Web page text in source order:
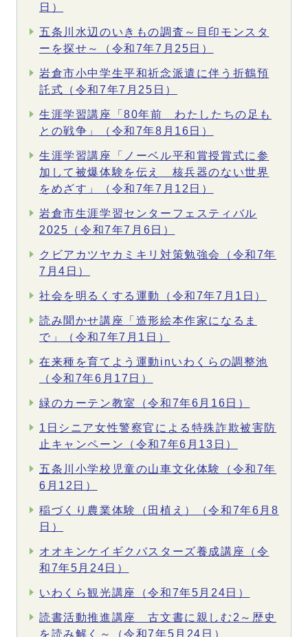
日）
五条川水辺のいきもの調査～目印モンスタ
ーを探せ～（令和7年7月25日）
岩倉市小中学生平和祈念派遣に伴う折鶴預
託式（令和7年7月25日）
生涯学習講座「80年前 わたしたちの足も
との戦争」（令和7年8月16日）
生涯学習講座「ノーベル平和賞授賞式に参
加して被爆体験を伝え 核兵器のない世界
をめざす」（令和7年7月12日）
岩倉市生涯学習センターフェスティバル
2025（令和7年7月6日）
クビアカツヤカミキリ対策勉強会（令和7年
7月4日）
社会を明るくする運動（令和7年7月1日）
読み聞かせ講座「造形絵本作家になるま
で」（令和7年7月1日）
在来種を育てよう運動inいわくらの調整池
（令和7年6月17日）
緑のカーテン教室（令和7年6月16日）
1日シニア女性警察官による特殊詐欺被害防
止キャンペーン（令和7年6月13日）
五条川小学校児童の山車文化体験（令和7年
6月12日）
稲づくり農業体験（田植え）（令和7年6月8
日）
オオキンケイギクバスターズ養成講座（令
和7年5月24日）
いわくら観光講座（令和7年5月24日）
読書活動推進講座 古文書に親しむ2～歴史
を読み解く～（令和7年5月24日）